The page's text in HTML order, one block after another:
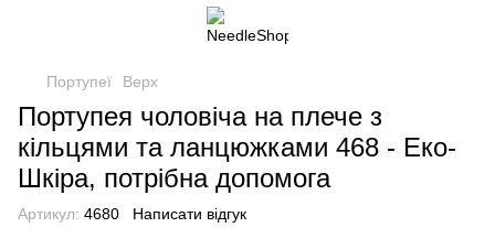
Портупеї Верх
Портупея чоловіча на плече з
кільцями та ланцюжками 468 - Еко-
Шкіра, потрібна допомога
Артикул: 4680 Написати відгук